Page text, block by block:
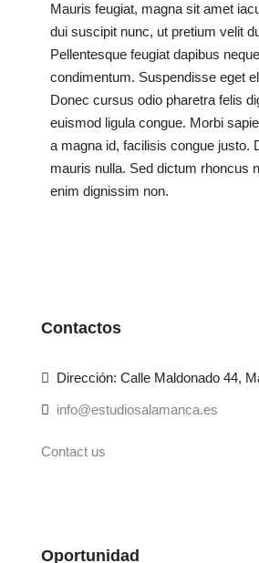
Mauris feugiat, magna sit amet
dui suscipit nunc, ut pretium velit
Pellentesque feugiat dapibus
condimentum. Suspendisse eget
Donec cursus odio pharetra felis
euismod ligula congue. Morbi
a magna id, facilisis congue justo.
mauris nulla. Sed dictum rhoncus
enim dignissim non.
Contactos
Dirección: Calle Maldonado 44,
info@estudiosalamanca.es
Contact us
Oportunidad